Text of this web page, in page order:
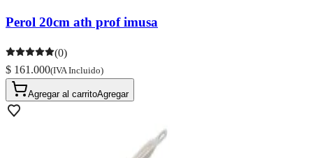
Perol 20cm ath prof imusa
(0)
$ 161.000(IVA Incluido)
Agregar al carritoAgregar